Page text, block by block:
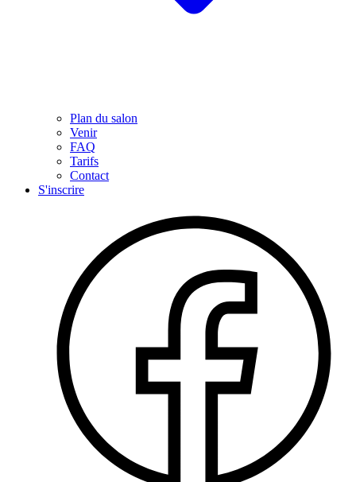
Plan du salon
Venir
FAQ
Tarifs
Contact
S'inscrire